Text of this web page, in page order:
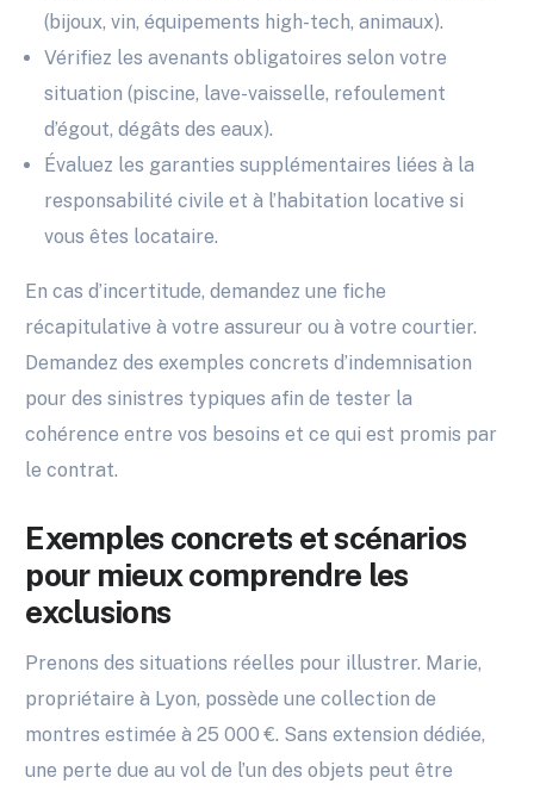
(bijoux, vin, équipements high-tech, animaux).
Vérifiez les avenants obligatoires selon votre
situation (piscine, lave-vaisselle, refoulement
d’égout, dégâts des eaux).
Évaluez les garanties supplémentaires liées à la
responsabilité civile et à l’habitation locative si
vous êtes locataire.
En cas d’incertitude, demandez une fiche
récapitulative à votre assureur ou à votre courtier.
Demandez des exemples concrets d’indemnisation
pour des sinistres typiques afin de tester la
cohérence entre vos besoins et ce qui est promis par
le contrat.
Exemples concrets et scénarios
pour mieux comprendre les
exclusions
Prenons des situations réelles pour illustrer. Marie,
propriétaire à Lyon, possède une collection de
montres estimée à 25 000 €. Sans extension dédiée,
une perte due au vol de l’un des objets peut être